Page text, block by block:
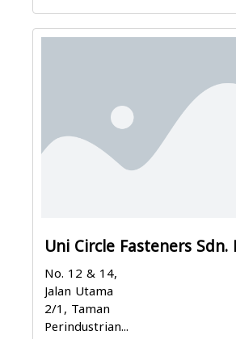
Uni Circle Fasteners Sdn.
No. 12 & 14,
Jalan Utama
2/1, Taman
Perindustrian...